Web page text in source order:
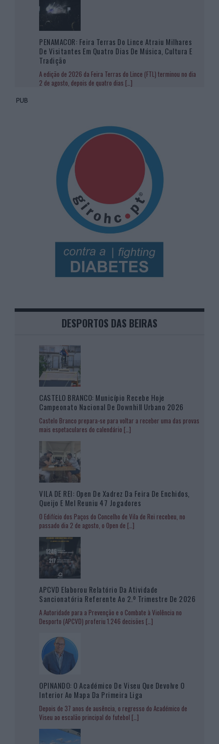
PENAMACOR: Feira Terras Do Lince Atraiu Milhares
De Visitantes Em Quatro Dias De Música, Cultura E
Tradição
A edição de 2026 da Feira Terras do Lince (FTL) terminou no dia
2 de agosto, depois de quatro dias […]
DESPORTOS DAS BEIRAS
CASTELO BRANCO: Município Recebe Hoje
Campeonato Nacional De Downhill Urbano 2026
Castelo Branco prepara-se para voltar a receber uma das provas
mais espetaculares do calendário […]
VILA DE REI: Open De Xadrez Da Feira De Enchidos,
Queijo E Mel Reuniu 47 Jogadores
O Edifício dos Paços do Concelho de Vila de Rei recebeu, no
passado dia 2 de agosto, o Open de […]
APCVD Elaborou Relatório Da Atividade
Sancionatória Referente Ao 2.º Trimestre De 2026
A Autoridade para a Prevenção e o Combate à Violência no
Desporto (APCVD) proferiu 1.246 decisões […]
OPINANDO: O Académico De Viseu Que Devolve O
Interior Ao Mapa Da Primeira Liga
Depois de 37 anos de ausência, o regresso do Académico de
Viseu ao escalão principal do futebol […]